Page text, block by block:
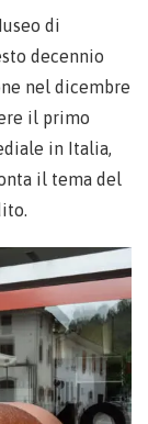
di
decennio
nel dicembre
il primo
in Italia,
il tema del